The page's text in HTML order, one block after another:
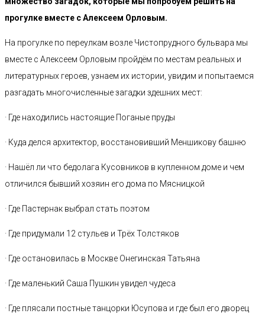
прогулке вместе с Алексеем Орловым.
На прогулке по переулкам возле Чистопрудного бульвара мы
вместе с Алексеем Орловым пройдём по местам реальных и
литературных героев, узнаем их истории, увидим и попытаемся
разгадать многочисленные загадки здешних мест:
· Где находились настоящие Поганые пруды
· Куда делся архитектор, восстановивший Меншикову башню
· Нашёл ли что бедолага Кусовников в купленном доме и чем
отличился бывший хозяин его дома по Мясницкой
· Где Пастернак выбрал стать поэтом
· Где придумали 12 стульев и Трёх Толстяков
· Где остановилась в Москве Онегинская Татьяна
· Где маленький Саша Пушкин увидел чудеса
· Где плясали постные танцорки Юсупова и где был его дворец